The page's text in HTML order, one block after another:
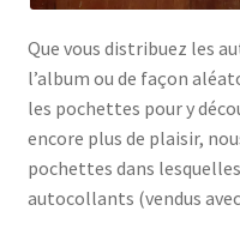
Que vous distribuez les
l’album ou de façon
les pochettes pour y
encore plus de plaisir,
pochettes dans
autocollants (vendus